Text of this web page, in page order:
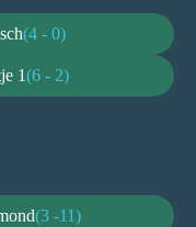
(4 - 0)
1(6 - 2)
(3 -11)